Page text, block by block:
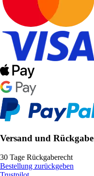
Versand und Rückgabe
30 Tage Rückgaberecht
Bestellung zurückgeben